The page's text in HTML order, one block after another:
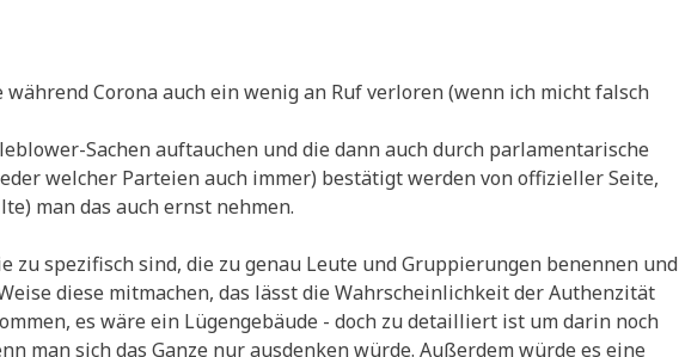
wäh­rend Coro­na auch ein wenig an Ruf ver­lo­ren (wenn ich micht falsch
Sachen auf­tau­chen und die dann auch durch par­la­men­ta­ri­sche
wel­cher Par­tei­en auch immer) bestä­tigt wer­den von offi­zi­el­ler Sei­te,
man das auch ernst nehmen.
zu spe­zi­fisch sind, die zu genau Leu­te und Grup­pie­run­gen benen­nen und
die­se mit­ma­chen, das lässt die Wahr­schein­lich­keit der Authen­zi­tät
es wäre ein Lügen­ge­bäu­de - doch zu detail­liert ist um dar­in noch
man sich das Gan­ze nur aus­den­ken wür­de. Außer­dem wür­de es eine